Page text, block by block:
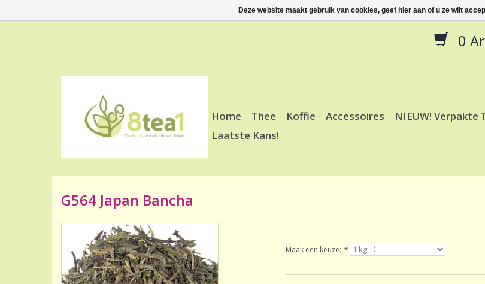
0
Home Thee Koffie Accessoires NIEUW! Verpakte
Laatste Kans!
G564 Japan Bancha
Maak een keuze: *
Deze website maakt gebruik van cookies, geef hier aan of u ze wilt